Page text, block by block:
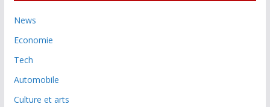
News
Economie
Tech
Automobile
Culture et arts